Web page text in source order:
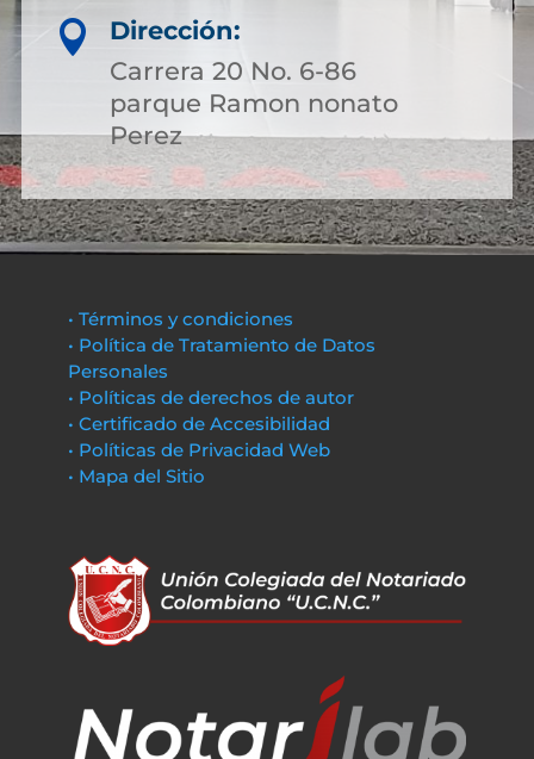

Dirección:
Carrera 20 No. 6-86
parque Ramon nonato
Perez
• Términos y condiciones
• Política de Tratamiento de Datos
Personales
• Políticas de derechos de autor
• Certificado de Accesibilidad
• Políticas de Privacidad Web
• Mapa del Sitio